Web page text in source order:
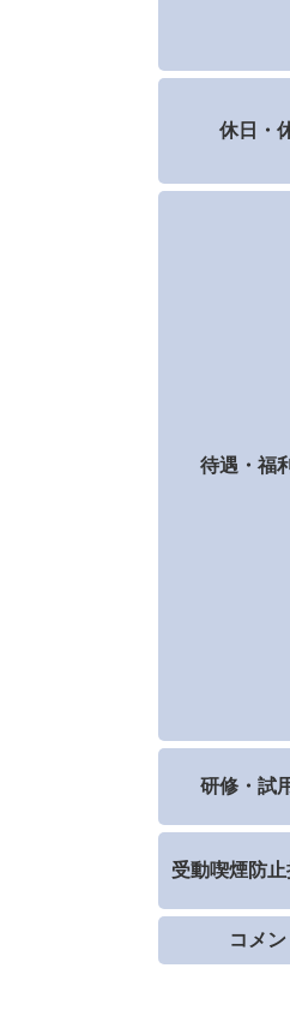
休日・
待遇・福
研修・試
受動喫煙防
コメン